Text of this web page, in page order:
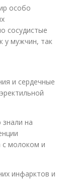
особо
сосудистые
у мужчин, так
и сердечные
на
с молоком и
инфарктов и